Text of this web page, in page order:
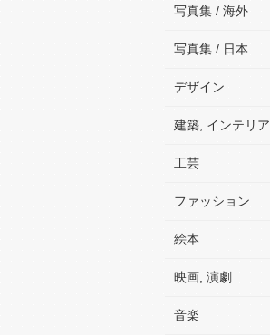
写真集 / 海外
写真集 / 日本
デザイン
建築, インテリア
工芸
ファッション
絵本
映画, 演劇
音楽